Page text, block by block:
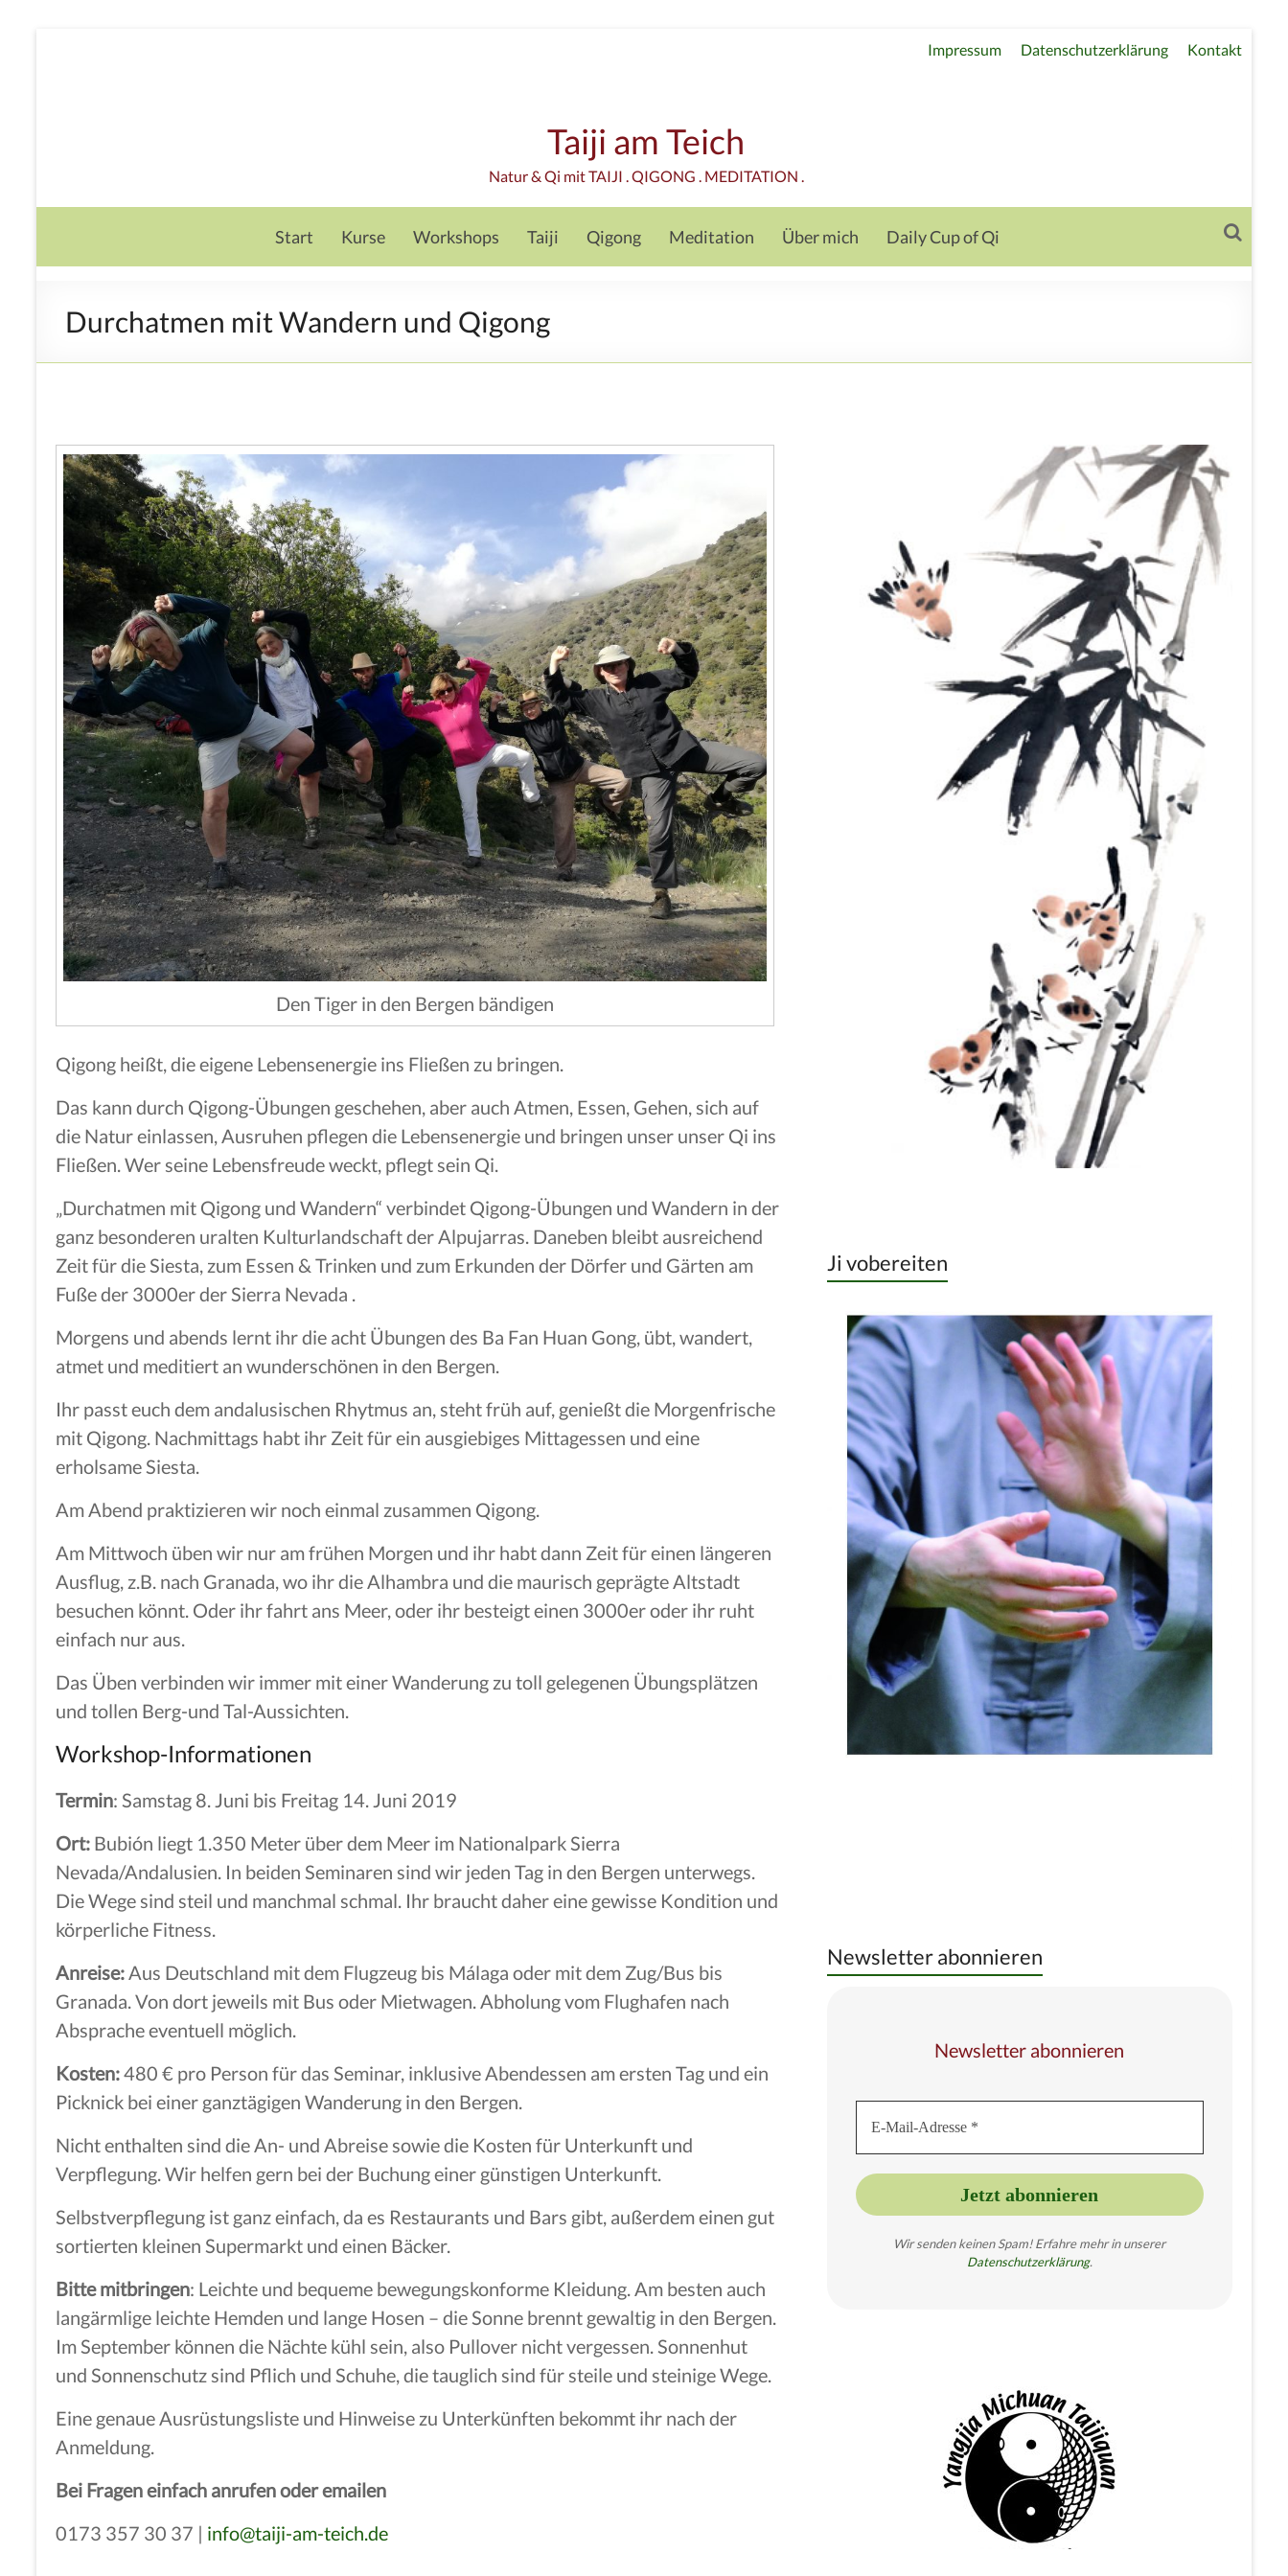
Impressum Datenschutzerklärung Kontakt
Taiji am Teich
Natur & Qi mit TAIJI . QIGONG . MEDITATION .
Start Kurse Workshops Taiji Qigong Meditation Über mich Daily Cup of Qi
Durchatmen mit Wandern und Qigong
Den Tiger in den Bergen bändigen
Qigong heißt, die eigene Lebensenergie ins Fließen zu bringen.
Das kann durch Qigong-Übungen geschehen, aber auch Atmen, Essen, Gehen, sich auf
die Natur einlassen, Ausruhen pflegen die Lebensenergie und bringen unser unser Qi ins
Fließen. Wer seine Lebensfreude weckt, pflegt sein Qi.
„Durchatmen mit Qigong und Wandern“ verbindet Qigong-Übungen und Wandern in der
ganz besonderen uralten Kulturlandschaft der Alpujarras. Daneben bleibt ausreichend
Zeit für die Siesta, zum Essen & Trinken und zum Erkunden der Dörfer und Gärten am
Fuße der 3000er der Sierra Nevada .
Morgens und abends lernt ihr die acht Übungen des Ba Fan Huan Gong, übt, wandert,
atmet und meditiert an wunderschönen in den Bergen.
Ihr passt euch dem andalusischen Rhytmus an, steht früh auf, genießt die Morgenfrische
mit Qigong. Nachmittags habt ihr Zeit für ein ausgiebiges Mittagessen und eine
erholsame Siesta.
Am Abend praktizieren wir noch einmal zusammen Qigong.
Am Mittwoch üben wir nur am frühen Morgen und ihr habt dann Zeit für einen längeren
Ausflug, z.B. nach Granada, wo ihr die Alhambra und die maurisch geprägte Altstadt
besuchen könnt. Oder ihr fahrt ans Meer, oder ihr besteigt einen 3000er oder ihr ruht
einfach nur aus.
Das Üben verbinden wir immer mit einer Wanderung zu toll gelegenen Übungsplätzen
und tollen Berg-und Tal-Aussichten.
Workshop-Informationen
Termin: Samstag 8. Juni bis Freitag 14. Juni 2019
Ort: Bubión liegt 1.350 Meter über dem Meer im Nationalpark Sierra
Nevada/Andalusien. In beiden Seminaren sind wir jeden Tag in den Bergen unterwegs.
Die Wege sind steil und manchmal schmal. Ihr braucht daher eine gewisse Kondition und
körperliche Fitness.
Anreise: Aus Deutschland mit dem Flugzeug bis Málaga oder mit dem Zug/Bus bis
Granada. Von dort jeweils mit Bus oder Mietwagen. Abholung vom Flughafen nach
Absprache eventuell möglich.
Kosten:480 € pro Person für das Seminar, inklusive Abendessen am ersten Tag und ein
Picknick bei einer ganztägigen Wanderung in den Bergen.
Nicht enthalten sind die An- und Abreise sowie die Kosten für Unterkunft und
Verpflegung. Wir helfen gern bei der Buchung einer günstigen Unterkunft.
Selbstverpflegung ist ganz einfach, da es Restaurants und Bars gibt, außerdem einen gut
sortierten kleinen Supermarkt und einen Bäcker.
Bitte mitbringen: Leichte und bequeme bewegungskonforme Kleidung. Am besten auch
langärmlige leichte Hemden und lange Hosen – die Sonne brennt gewaltig in den Bergen.
Im September können die Nächte kühl sein, also Pullover nicht vergessen. Sonnenhut
und Sonnenschutz sind Pflich und Schuhe, die tauglich sind für steile und steinige Wege.
Eine genaue Ausrüstungsliste und Hinweise zu Unterkünften bekommt ihr nach der
Anmeldung.
Bei Fragen einfach anrufen oder emailen
0173 357 30 37 | info@taiji-am-teich.de
Ji vobereiten
Newsletter abonnieren
Newsletter abonnieren
Wir senden keinen Spam! Erfahre mehr in unserer
Datenschutzerklärung.